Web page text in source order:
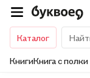
Каталог
КнигиКнига с полки